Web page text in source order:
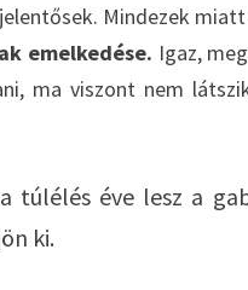
Mindezek
emelkedése. Igaz,
ma viszont nem
éve lesz a
ki.